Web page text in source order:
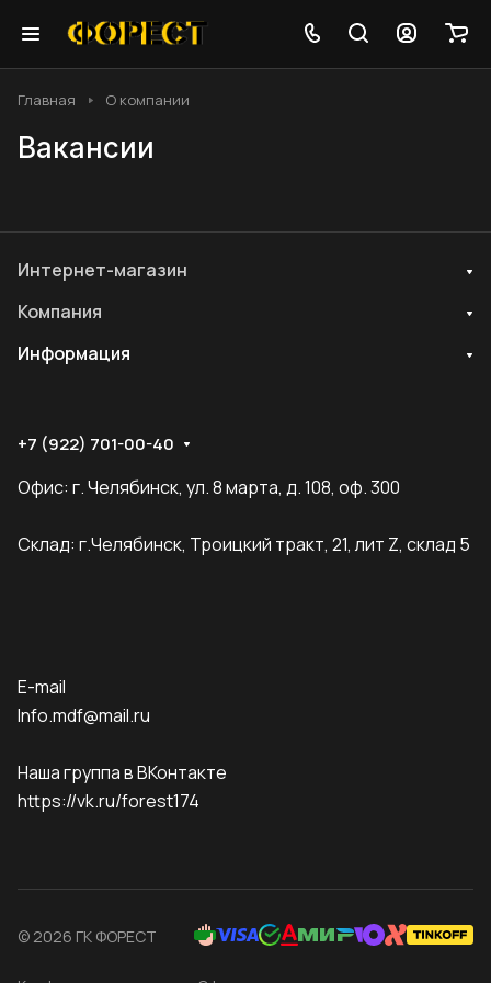
Главная О компании
Вакансии
Интернет-магазин
Компания
Информация
+7 (922) 701-00-40
Офис: г. Челябинск, ул. 8 марта, д. 108, оф. 300
Склад: г.Челябинск, Троицкий тракт, 21, лит Z, склад 5
E-mail
Info.mdf@mail.ru
Наша группа в ВКонтакте
https://vk.ru/forest174
© 2026 ГК ФОРЕСТ